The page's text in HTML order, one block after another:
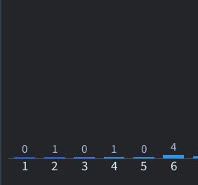
0 1 0 1 0 4
1 2 3 4 5 6